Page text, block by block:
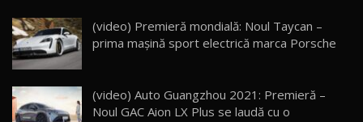
22
Noua Mazda 6e / Test Drive AutoBlog.MD
26:59
23
Lynk & Co 01 / Test Drive AutoBlog.MD
25:19
(video) Premieră mondială: Noul Taycan –
prima maşină sport electrică marca Porsche
(video) Auto Guangzhou 2021: Premieră –
Noul GAC Aion LX Plus se laudă cu o